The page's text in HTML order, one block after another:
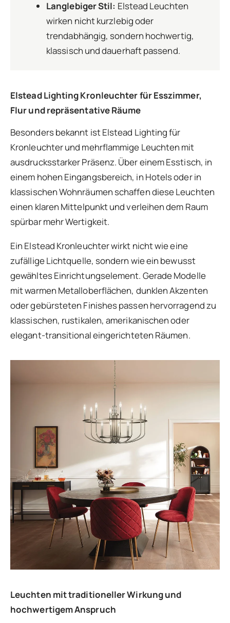
Langlebiger Stil: Elstead Leuchten
wirken nicht kurzlebig oder
trendabhängig, sondern hochwertig,
klassisch und dauerhaft passend.
Elstead Lighting Kronleuchter für Esszimmer,
Flur und repräsentative Räume
Besonders bekannt ist Elstead Lighting für
Kronleuchter und mehrflammige Leuchten mit
ausdrucksstarker Präsenz. Über einem Esstisch, in
einem hohen Eingangsbereich, in Hotels oder in
klassischen Wohnräumen schaffen diese Leuchten
einen klaren Mittelpunkt und verleihen dem Raum
spürbar mehr Wertigkeit.
Ein Elstead Kronleuchter wirkt nicht wie eine
zufällige Lichtquelle, sondern wie ein bewusst
gewähltes Einrichtungselement. Gerade Modelle
mit warmen Metalloberflächen, dunklen Akzenten
oder gebürsteten Finishes passen hervorragend zu
klassischen, rustikalen, amerikanischen oder
elegant-transitional eingerichteten Räumen.
Leuchten mit traditioneller Wirkung und
hochwertigem Anspruch